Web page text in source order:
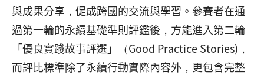
與成果分享，促成跨國的交流與學習。參賽者在通
過第一輪的永續基礎準則評鑑後，方能進入第二輪
「優良實踐故事評選」（Good Practice Stories)，
而評比標準除了永續行動實際內容外，更包含完整